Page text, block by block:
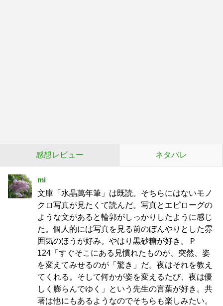
感想レビュー ネタバレ
mi
文庫「水晶萬年筆」は既読。そちらにはないモノ
クロ写真が見たくて読んだ。写真とエピローグの
ような文があると輪郭がしっかりしたように感じ
た。個人的には写真を見る前のぼんやりとした雰
囲気のほうが好み。やはり黒砂糖が好き。Ｐ
124「すぐそこにある見慣れたものが、突然、姿
を変えてみせるのが「驚き」だ。夜はそれを教え
てくれる。そして何かが姿を変えるたび、夜は優
しく膨らんでゆく」という先生の言葉が好き。共
著は他にもあるようなのでそちらも楽しみたい。